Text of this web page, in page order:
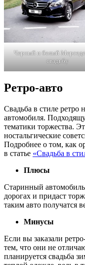
Черный и белый
свадьбу
Ретро-авто
Свадьба в стиле ретро
автомобиля.
тематики торжества.
ностальгические
Подробнее о том, как
в статье «Свадьба в
Плюсы
Старинный
дорогах и придаст
таким авто получатся
Минусы
Если вы заказали
тем, что они не
планируется свадьба